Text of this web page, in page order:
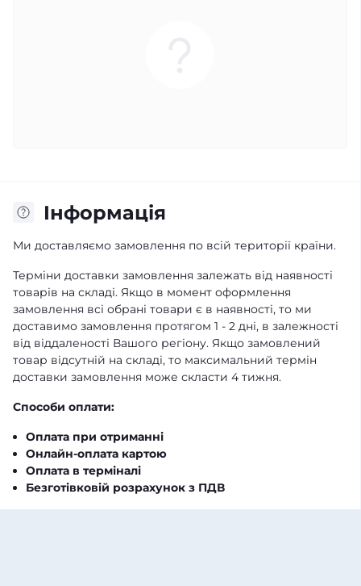
Iнформація
Ми доставляємо замовлення по всій території країни.
Терміни доставки замовлення залежать від наявності
товарів на складі. Якщо в момент оформлення
замовлення всі обрані товари є в наявності, то ми
доставимо замовлення протягом 1 - 2 дні, в залежності
від віддаленості Вашого регіону. Якщо замовлений
товар відсутній на складі, то максимальний термін
доставки замовлення може скласти 4 тижня.
Способи оплати:
Оплата при отриманні
Онлайн-оплата картою
Оплата в терміналі
Безготівковій розрахунок з ПДВ